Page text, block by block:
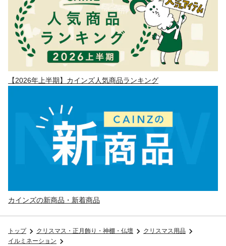
【2026年上半期】カインズ人気商品ランキング
カインズの新商品・新着商品
トップ クリスマス・正月飾り・神棚・仏壇
クリスマス用品
イルミネーション